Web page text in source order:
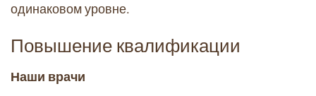
одинаковом уровне.
Повышение квалификации
Наши врачи